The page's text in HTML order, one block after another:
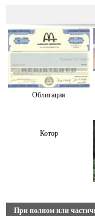
Облигация
Котор
При полном или